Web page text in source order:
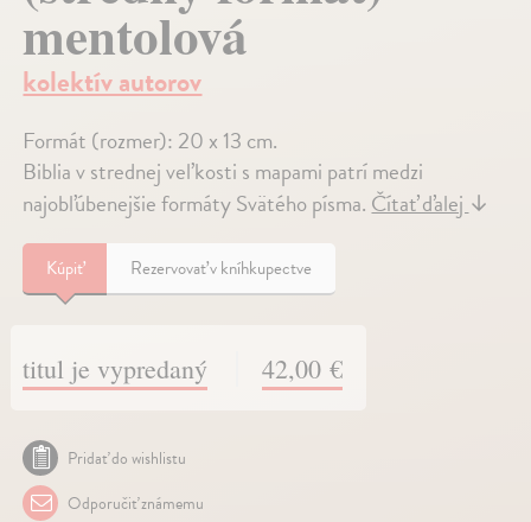
mentolová
kolektív autorov
Formát (rozmer): 20 x 13 cm.
Biblia v strednej veľkosti s mapami patrí medzi
najobľúbenejšie formáty Svätého písma.Čítať ďalej↓
Kúpiť Rezervovať v kníhkupectve
titul je vypredaný 42,00 €
Pridať do wishlistu
Odporučiť známemu